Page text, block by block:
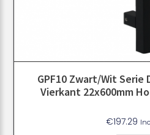
GPF10 Zwart/Wit Serie
Vierkant 22x600mm
€197.29